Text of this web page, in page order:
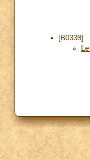
[B0339]